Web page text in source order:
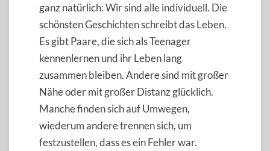
ganz natürlich: Wir sind alle individuell. Die
schönsten Geschichten schreibt das Leben.
Es gibt Paare, die sich als Teenager
kennenlernen und ihr Leben lang
zusammen bleiben. Andere sind mit großer
Nähe oder mit großer Distanz glücklich.
Manche finden sich auf Umwegen,
wiederum andere trennen sich, um
festzustellen, dass es ein Fehler war.